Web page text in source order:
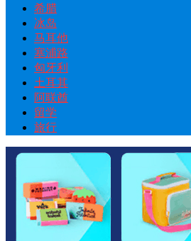
希腊
冰岛
马耳他
塞浦路
匈牙利
土耳其
阿联酋
留学
旅行